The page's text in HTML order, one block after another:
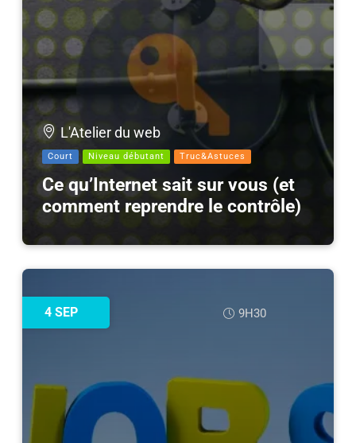
L'Atelier du web
Court Niveau débutant Truc&Astuces
Ce qu’Internet sait sur vous (et
comment reprendre le contrôle)
4 SEP 9H30